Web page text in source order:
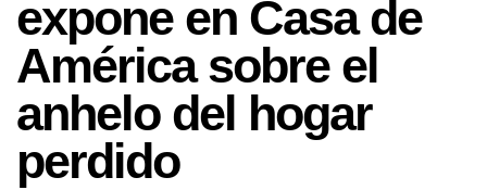
expone en Casa de
América sobre el
anhelo del hogar
perdido